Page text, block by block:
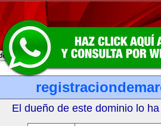
El dueño de este dominio lo